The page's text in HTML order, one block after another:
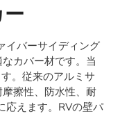
イバーサイディング
カバー材です。当
。従来のアルミサ
擦性、防水性、耐
応えます。RVの壁パ